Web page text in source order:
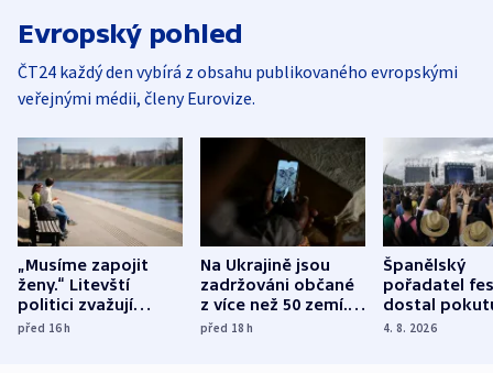
Evropský pohled
ČT24 každý den vybírá z obsahu publikovaného evropskými
veřejnými médii, členy Eurovize.
„Musíme zapojit
ženy.“ Litevští
politici zvažují
dohodu o
před 16h
Na Ukrajině jsou
zadržováni občané
z více než 50 zemí.
Bojovali na straně
před 18h
Španělský
pořadatel
dostal
nekalé
4. 8. 2026